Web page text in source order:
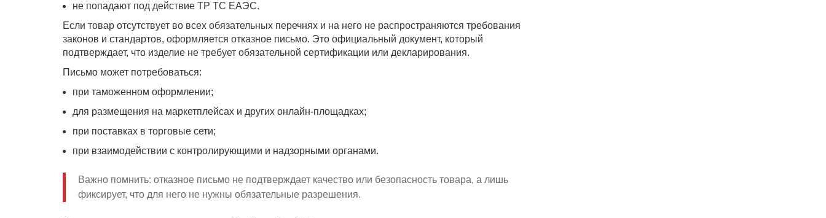
не попадают под действие ТР ТС ЕАЭС.
Если товар отсутствует во всех обязательных перечнях и на него не распространяются требования
законов и стандартов, оформляется отказное письмо. Это официальный документ, который
подтверждает, что изделие не требует обязательной сертификации или декларирования.
Письмо может потребоваться:
при таможенном оформлении;
для размещения на маркетплейсах и других онлайн-площадках;
при поставках в торговые сети;
при взаимодействии с контролирующими и надзорными органами.
Важно помнить: отказное письмо не подтверждает качество или безопасность товара, а лишь
фиксирует, что для него не нужны обязательные разрешения.